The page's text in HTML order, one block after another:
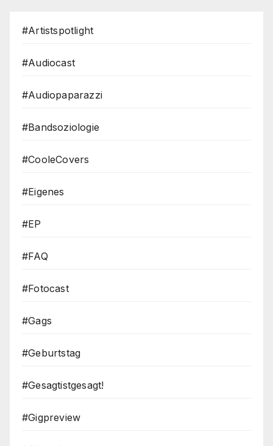
#Artistspotlight
#Audiocast
#Audiopaparazzi
#Bandsoziologie
#CooleCovers
#Eigenes
#EP
#FAQ
#Fotocast
#Gags
#Geburtstag
#Gesagtistgesagt!
#Gigpreview